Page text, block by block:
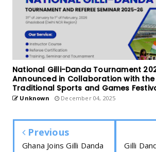
National Gilli-Danda Tournament
Announced in Collaboration with the
Traditional Sports and Games
Unknown December 04, 2025
Previous
Ghana Joins Gilli Danda
Gilli